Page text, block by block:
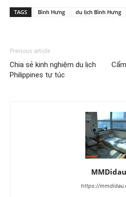
TAGS Bình Hưng du lịch Bình Hưng
Previous article
Chia sẻ kinh nghiệm du lịch
Philippines tự túc
MMDidau
https://